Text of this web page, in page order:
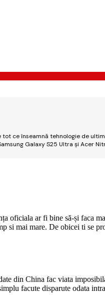
ce înseamnă tehnologie de
Galaxy S25 Ultra și Acer